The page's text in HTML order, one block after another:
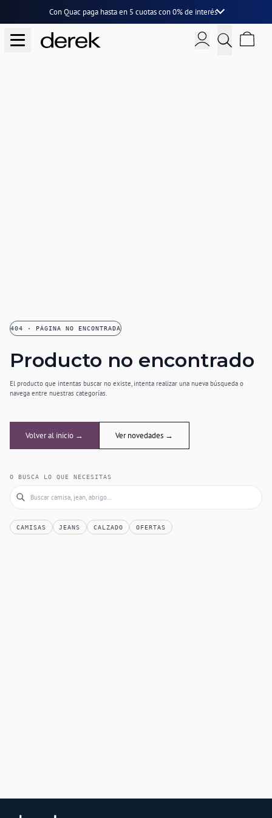
Con Quac paga hasta en 5 cuotascon0% de interés
404 · PÁGINA NO ENCONTRADA
Producto no encontrado
El producto que intentas buscar no existe, intenta realizar una nueva búsqueda o
navega entre nuestras categorías.
Volver al inicio → Ver novedades →
O BUSCA LO QUE NECESITAS
CAMISAS JEANS CALZADO OFERTAS